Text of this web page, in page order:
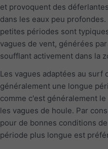
et provoquent des
dans les eaux peu profondes.
petites périodes sont
vagues de vent, générées
soufflant activement dans la
Les vagues adaptées au surf
généralement une longue
comme c'est généralement le
les vagues de houle. Par
pour de bonnes conditions
période plus longue est